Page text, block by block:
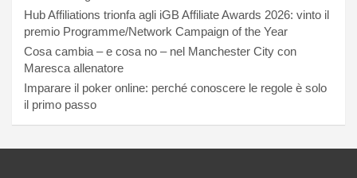
Hub Affiliations trionfa agli iGB Affiliate Awards 2026: vinto il
premio Programme/Network Campaign of the Year
Cosa cambia – e cosa no – nel Manchester City con
Maresca allenatore
Imparare il poker online: perché conoscere le regole è solo
il primo passo